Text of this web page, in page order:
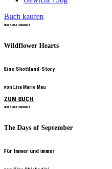
Buch kaufen
NEW ADULT • ROMANCE
Wildflower Hearts
Eine Shottland-Story
von Lisa Marie Mau
ZUM BUCH
NEW ADULT • ROMANCE
The Days of September
Für Immer und immer